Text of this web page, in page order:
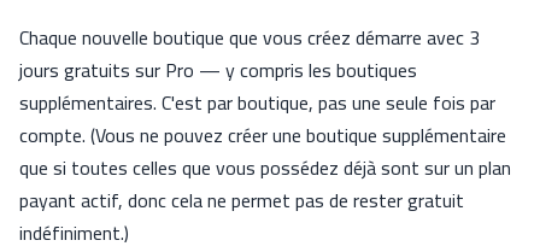
Chaque nouvelle boutique que vous créez démarre avec 3
jours gratuits sur Pro — y compris les boutiques
supplémentaires. C'est par boutique, pas une seule fois par
compte. (Vous ne pouvez créer une boutique supplémentaire
que si toutes celles que vous possédez déjà sont sur un plan
payant actif, donc cela ne permet pas de rester gratuit
indéfiniment.)